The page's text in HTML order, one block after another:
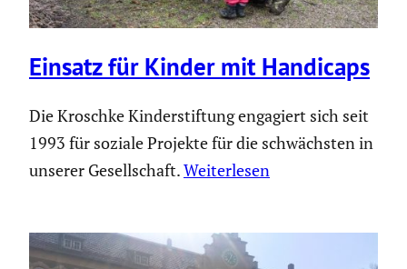
Einsatz für Kinder mit Handicaps
Die Kroschke Kinderstiftung engagiert sich seit
1993 für soziale Projekte für die schwächsten in
unserer Gesellschaft.Weiterlesen